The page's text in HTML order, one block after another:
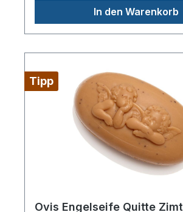
In den Warenkorb
Tipp
Ovis Engelseife Quitte Zimt